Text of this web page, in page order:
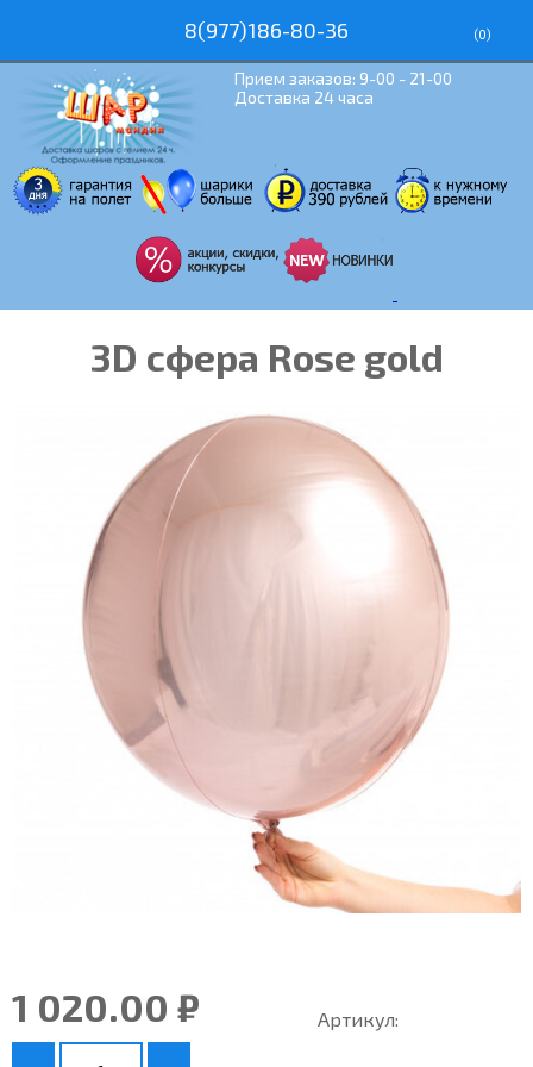
8(977)186-80-36 (0)
Прием заказов: 9-00 - 21-00
Доставка 24 часа
3D сфера Rose gold
1 020.00 ₽ Артикул: